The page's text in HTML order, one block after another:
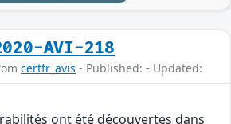
AVI-218
certfr_avis - Published: - Updated:
ont été découvertes dans